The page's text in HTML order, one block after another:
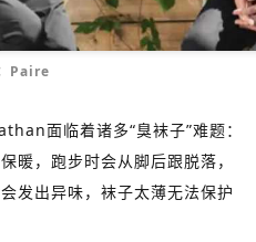
Paire
面临着诸多“臭袜子”难题：
暖，跑步时会从脚后跟脱落，
发出异味，袜子太薄无法保护